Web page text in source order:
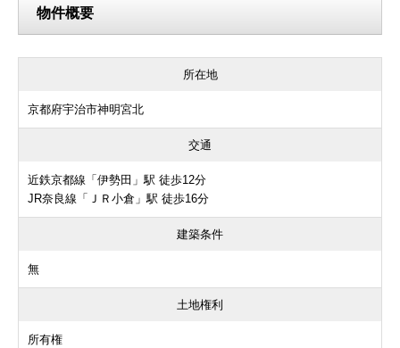
物件概要
所在地
京都府宇治市神明宮北
交通
近鉄京都線「伊勢田」駅 徒歩12分
JR奈良線「ＪＲ小倉」駅 徒歩16分
建築条件
無
土地権利
所有権